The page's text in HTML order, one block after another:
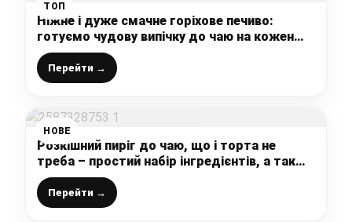
ТОП
Ніжне і дуже смачне горіхове печиво:
готуємо чудову випічку до чаю на кожен
день лише із 3 інгредієнтів
Перейти →
НОВЕ
Розкішний пиріг до чаю, що і торта не
треба – простий набір інгредієнтів, а так
красиво та смачно
Перейти →